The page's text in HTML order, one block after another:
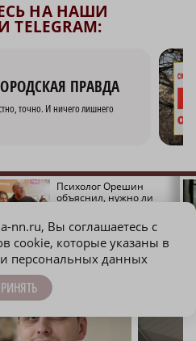
НА НАШИ
ПРАВДА
точно. И ничего лишнего
МИР
Психолог Орешин
объяснил, нужно ли
к другу
nn.ru, Вы соглашаетесь с
cookie, которые указаны в
персональных данных